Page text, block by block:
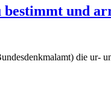
bestimmt und
die ur-